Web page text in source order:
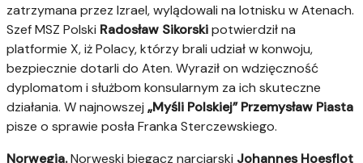
zatrzymana przez Izrael, wylądowali na lotnisku w Atenach.
Szef MSZ Polski Radosław Sikorskipotwierdził na
platformie X, iż Polacy, którzy brali udział w konwoju,
bezpiecznie dotarli do Aten. Wyraził on wdzięczność
dyplomatom i służbom konsularnym za ich skuteczne
działania. W najnowszej „Myśli Polskiej” Przemysław Piasta
pisze o sprawie posła Franka Sterczewskiego.
Norwegia.Norweski biegacz narciarski Johannes Hoesflot